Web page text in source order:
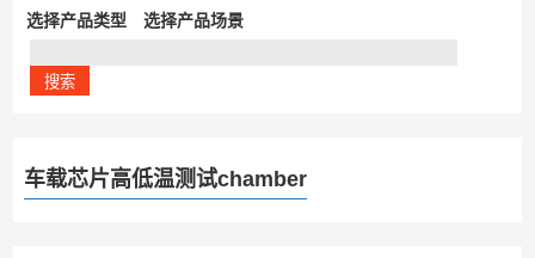
选择产品类型 选择产品场景
车载芯片高低温测试chamber